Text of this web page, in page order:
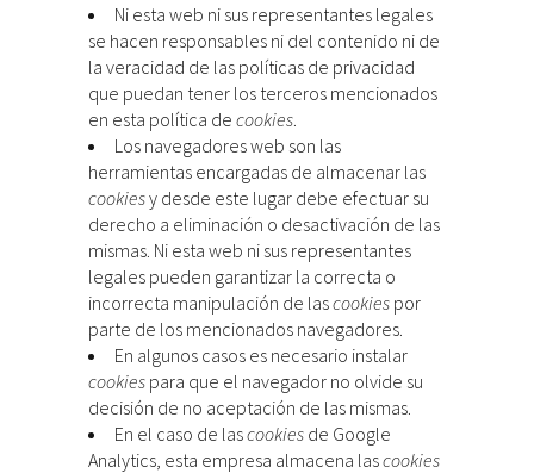
Ni esta web ni sus representantes legales
se hacen responsables ni del contenido ni de
la veracidad de las políticas de privacidad
que puedan tener los terceros mencionados
en esta política de cookies.
Los navegadores web son las
herramientas encargadas de almacenar las
cookiesy desde este lugar debe efectuar su
derecho a eliminación o desactivación de las
mismas. Ni esta web ni sus representantes
legales pueden garantizar la correcta o
incorrecta manipulación de lascookies por
parte de los mencionados navegadores.
En algunos casos es necesario instalar
cookies para que el navegador no olvide su
decisión de no aceptación de las mismas.
En el caso de lascookies de Google
Analytics, esta empresa almacena lascookies